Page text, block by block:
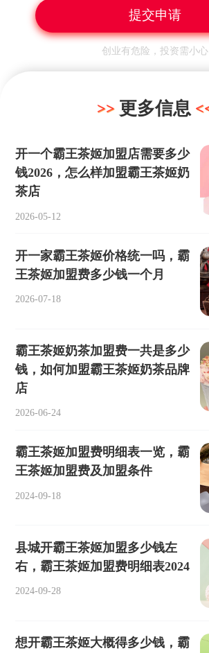
创业有危险，投资需小心
更多信息
开一个霸王茶姬加盟店需要多少
钱2026，怎么样加盟霸王茶姬奶
茶店
2026-05-12
开一家霸王茶姬价格统一吗，霸
王茶姬加盟费多少钱一个月
2026-07-18
霸王茶姬奶茶加盟费一共是多少
钱，如何加盟霸王茶姬奶茶品牌
店
2026-06-24
霸王茶姬加盟费明细表一览，霸
王茶姬加盟费及加盟条件
2024-09-18
县城开霸王茶姬加盟多少钱左
右，霸王茶姬加盟费明细表2024
2024-09-28
想开霸王茶姬大概得多少钱，霸